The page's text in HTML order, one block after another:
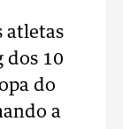
atletas
dos 10
do
a